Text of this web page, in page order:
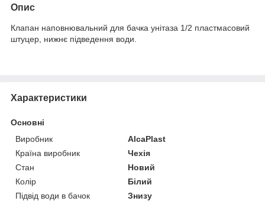
Опис
Клапан наповнювальний для бачка унітаза 1/2 пластмасовий
штуцер, нижнє підведення води.
Характеристики
Основні
Виробник
AlcaPlast
Країна виробник
Чехія
Стан
Новий
Колір
Білий
Підвід води в бачок
Знизу